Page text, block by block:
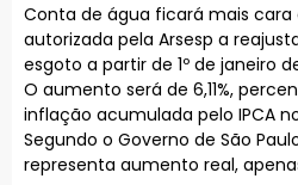
Conta de água ficará mais cara
autorizada pela Arsesp a
esgoto a partir de 1º de janeiro
O aumento será de 6,11%,
inflação acumulada pelo IPCA
Segundo o Governo de São
representa aumento real,